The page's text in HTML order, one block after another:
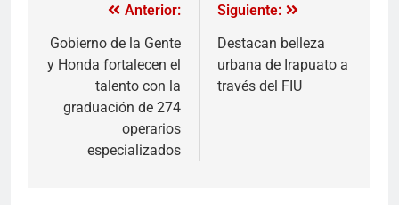
Anterior:
Gobierno de la Gente
y Honda fortalecen el
talento con la
graduación de 274
operarios
especializados
Siguiente:
Destacan belleza
urbana de Irapuato a
través del FIU